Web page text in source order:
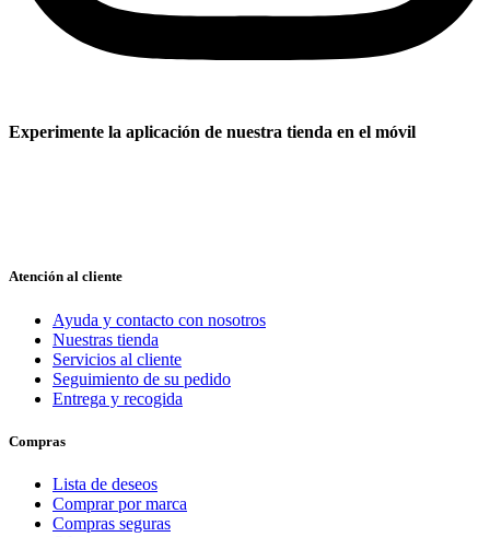
Experimente la aplicación de nuestra tienda en el móvil
Atención al cliente
Ayuda y contacto con nosotros
Nuestras tienda
Servicios al cliente
Seguimiento de su pedido
Entrega y recogida
Compras
Lista de deseos
Comprar por marca
Compras seguras